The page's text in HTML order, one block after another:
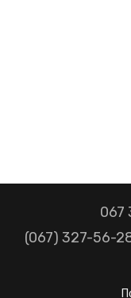
067
(067) 327-56-